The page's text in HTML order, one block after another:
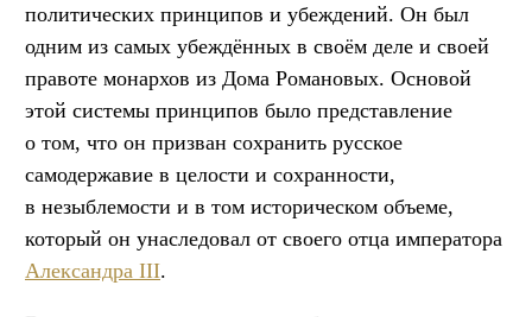
политических принципов и убеждений. Он был
одним из самых убеждённых в своём деле и своей
правоте монархов из Дома Романовых. Основой
этой системы принципов было представление
о том, что он призван сохранить русское
самодержавие в целости и сохранности,
в незыблемости и в том историческом объеме,
который он унаследовал от своего отца императора
Александра III.